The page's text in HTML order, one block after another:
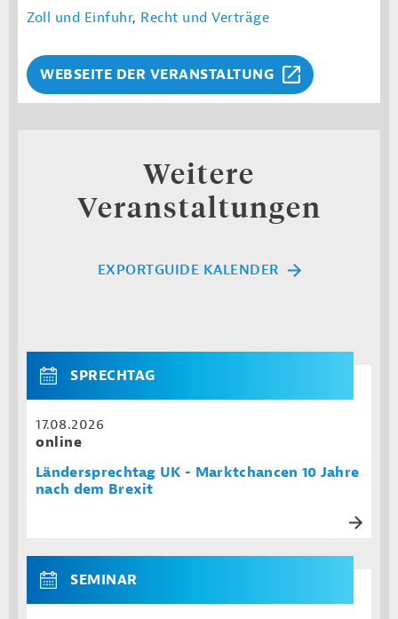
Zoll und Einfuhr, Recht und Verträge
WEBSEITE DER VERANSTALTUNG
Weitere
Veranstaltungen
EXPORTGUIDE KALENDER
SPRECHTAG
17.08.2026
online
Ländersprechtag UK - Marktchancen 10 Jahre
nach dem Brexit
SEMINAR